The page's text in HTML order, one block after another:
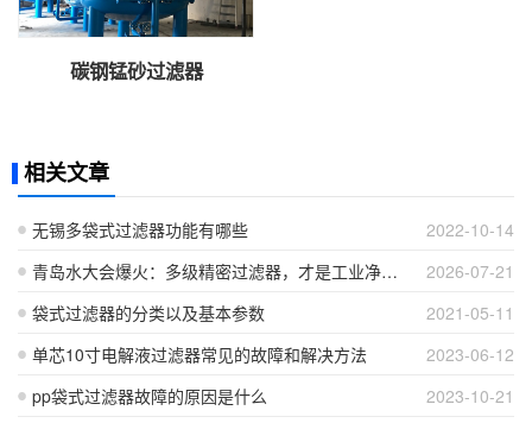
碳钢锰砂过滤器
相关文章
2022-10-14
无锡多袋式过滤器功能有哪些
2026-07-21
青岛水大会爆火：多级精密过滤器，才是工业净水预处理核心
2021-05-11
袋式过滤器的分类以及基本参数
2023-06-12
单芯10寸电解液过滤器常见的故障和解决方法
2023-10-21
pp袋式过滤器故障的原因是什么